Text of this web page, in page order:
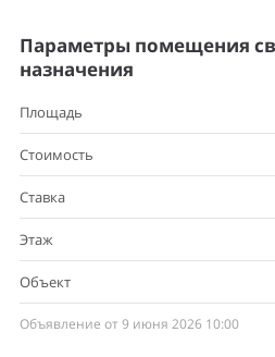
Параметры помещения
назначения
Площадь
Стоимость
Ставка
Этаж
Объект
Объявление от 9 июня 2026 10:00